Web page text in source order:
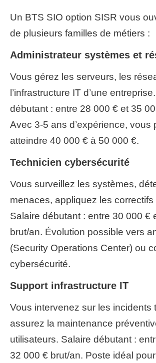
Un BTS SIO option SISR vous
de plusieurs familles de métiers :
Administrateur systèmes et
Vous gérez les serveurs, les
l’infrastructure IT d’une
débutant : entre 28 000 € et 35
Avec 3-5 ans d’expérience, vous
atteindre 40 000 € à 50 000 €.
Technicien cybersécurité
Vous surveillez les systèmes,
menaces, appliquez les correctifs
Salaire débutant : entre 30 000 €
brut/an. Évolution possible vers
(Security Operations Center) ou
cybersécurité.
Support infrastructure IT
Vous intervenez sur les incidents
assurez la maintenance
utilisateurs. Salaire débutant :
32 000 € brut/an. Poste idéal